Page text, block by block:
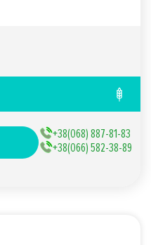
+38(068) 887-81-83
+38(066) 582-38-89